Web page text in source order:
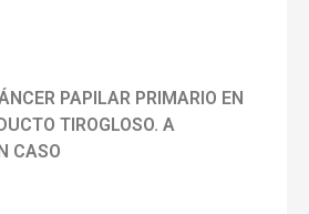
PAPILAR PRIMARIO EN
TIROGLOSO. A
CASO